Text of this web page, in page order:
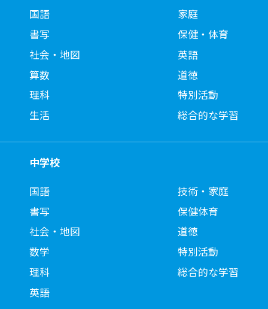
国語
書写
社会・地図
算数
理科
生活
家庭
保健・体育
英語
道徳
特別活動
総合的な学習
中学校
国語
書写
社会・地図
数学
理科
英語
技術・家庭
保健体育
道徳
特別活動
総合的な学習